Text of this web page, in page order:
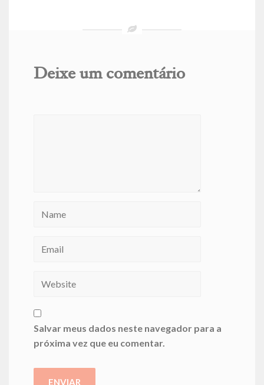
Deixe um comentário
Salvar meus dados neste navegador para a
próxima vez que eu comentar.